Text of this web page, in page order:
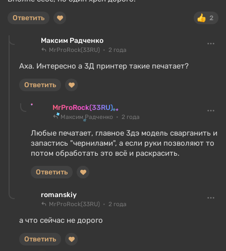
2
Ответить
Максим Радченко
MrProRock(33RU) 2 года
Аха. Интересно а 3Д принтер такие печатает?
Ответить
MrProRock(33RU)
Максим Радченко 2 года
Любые печатает, главное 3дэ модель сварганить и
запастись "чернилами", а если руки позволяют то
потом обработать это всё и раскрасить.
Ответить
romanskiy
MrProRock(33RU) 2 года
а что сейчас не дорого
Ответить